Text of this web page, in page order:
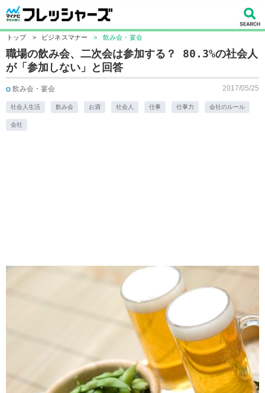
トップ > ビジネスマナー > 飲み会・宴会
職場の飲み会、二次会は参加する？ 80.3%の社会人
が「参加しない」と回答
飲み会・宴会 2017/05/25
社会人生活 飲み会 お酒 社会人 仕事 仕事力 会社のルール
会社